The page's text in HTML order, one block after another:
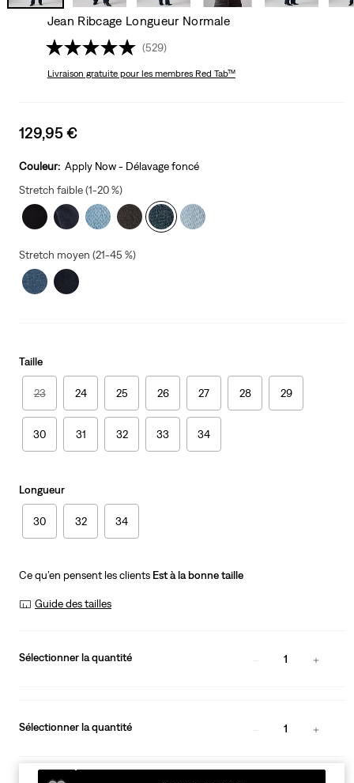
Jean Ribcage Longueur Normale
(529)
Livraison gratuitepour les membres Red Tab™
Sale
is
129,95 €
Couleur: Apply Now - Délavage foncé
Stretch faible (1-20 %)
Stretch moyen (21-45 %)
Taille
23 24 25 26 27 28 29
30 31 32 33 34
Longueur
30 32 34
Ce qu’en pensent les clients Est à la bonne taille
Guide des tailles
Sélectionner la quantité 1
Sélectionner la quantité 1